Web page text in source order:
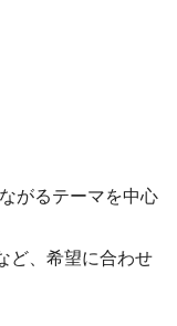
がるテーマを中心
ど、希望に合わせ